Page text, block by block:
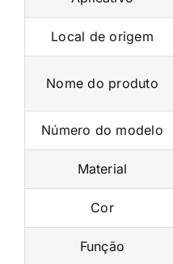
Local de origem
Nome do produto
Número do modelo
Material
Cor
Função